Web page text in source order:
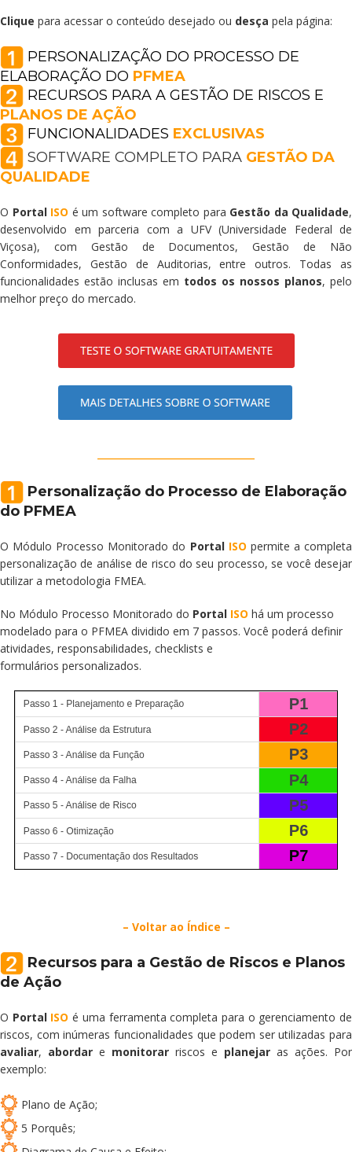
Clique para acessar o conteúdo desejado ou desça pela página:
PERSONALIZAÇÃO DO PROCESSO DE
ELABORAÇÃO DO PFMEA
RECURSOS PARA A GESTÃO DE RISCOS E
PLANOS DE AÇÃO
FUNCIONALIDADES EXCLUSIVAS
SOFTWARE COMPLETO PARA GESTÃO DA
QUALIDADE
O Portal ISO é um software completo para Gestão da Qualidade,
desenvolvido em parceria com a UFV (Universidade Federal de
Viçosa), com Gestão de Documentos, Gestão de Não
Conformidades, Gestão de Auditorias, entre outros. Todas as
funcionalidades estão inclusas em todos os nossos planos, pelo
melhor preço do mercado.
Personalização do Processo de Elaboração
do PFMEA
O Módulo Processo Monitorado do Portal ISO permite a completa
personalização de análise de risco do seu processo, se você desejar
utilizar a metodologia FMEA.
No Módulo Processo Monitorado do Portal ISO há um processo
modelado para o PFMEA dividido em 7 passos. Você poderá definir
atividades, responsabilidades, checklists e
formulários personalizados.
– Voltar ao Índice –
Recursos para a Gestão de Riscos e Planos
de Ação
O Portal ISO é uma ferramenta completa para o gerenciamento de
riscos, com inúmeras funcionalidades que podem ser utilizadas para
avaliar, abordar e monitorar riscos e planejar as ações. Por
exemplo:
Plano de Ação;
5 Porquês;